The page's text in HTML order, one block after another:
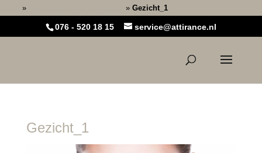
» » Gezicht_1
076 - 520 18 15 service@attirance.nl
Gezicht_1